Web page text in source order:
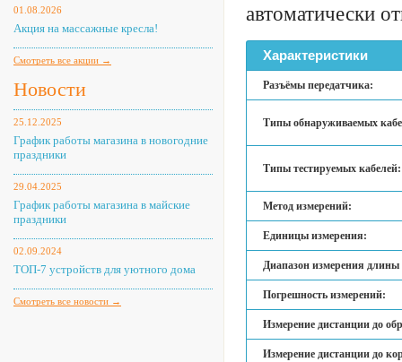
01.08.2026
Акция на массажные кресла!
Смотреть все акции →
Новости
25.12.2025
График работы магазина в новогодние
праздники
29.04.2025
График работы магазина в майские
праздники
02.09.2024
ТОП-7 устройств для уютного дома
Смотреть все новости →
автоматически
Характеристики
Разъёмы передатчика:
Типы обнаруживаемых
Типы тестируемых кабелей:
Метод измерений:
Единицы измерения:
Диапазон измерения длины
Погрешность измерений:
Измерение дистанции до
Измерение дистанции до